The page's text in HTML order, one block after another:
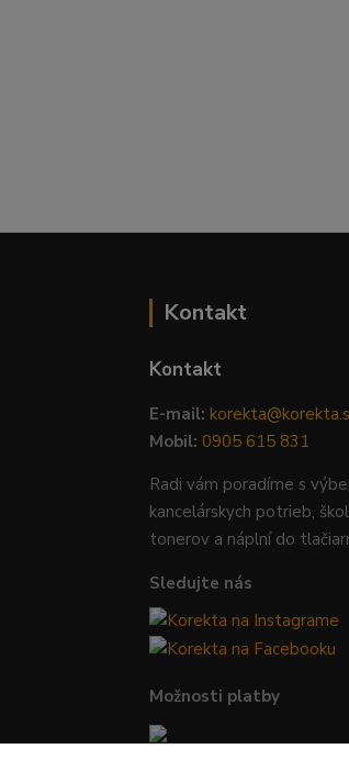
Kontakt
Kontakt
E-mail:
Mobil: 0905 615 831
Radi vám poradíme s
kancelárskych potrieb,
tonerov a náplní do
Sledujte nás
Možnosti platby